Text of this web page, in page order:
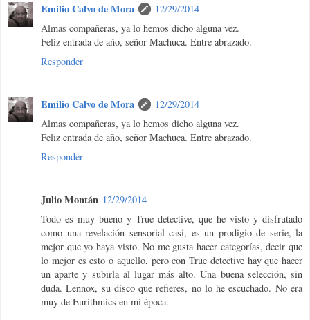
Emilio Calvo de Mora
12/29/2014
Almas compañeras, ya lo hemos dicho alguna vez.
Feliz entrada de año, señor Machuca. Entre abrazado.
Responder
Emilio Calvo de Mora
12/29/2014
Almas compañeras, ya lo hemos dicho alguna vez.
Feliz entrada de año, señor Machuca. Entre abrazado.
Responder
Julio Montán 12/29/2014
Todo es muy bueno y True detective, que he visto y disfrutado
como una revelación sensorial casi, es un prodigio de serie, la
mejor que yo haya visto. No me gusta hacer categorías, decir que
lo mejor es esto o aquello, pero con True detective hay que hacer
un aparte y subirla al lugar más alto. Una buena selección, sin
duda. Lennox, su disco que refieres, no lo he escuchado. No era
muy de Eurithmics en mi época.